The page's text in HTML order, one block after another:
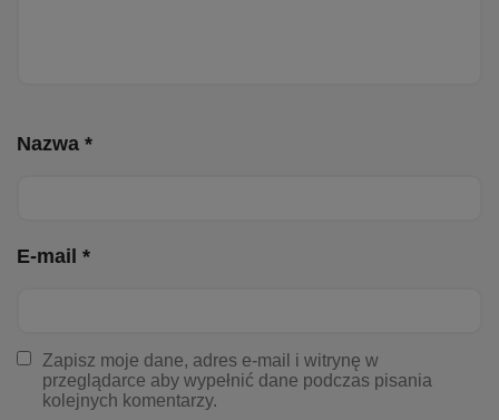
Nazwa *
E-mail *
Zapisz moje dane, adres e-mail i witrynę w
przeglądarce aby wypełnić dane podczas pisania
kolejnych komentarzy.